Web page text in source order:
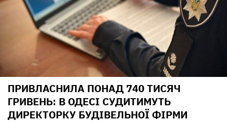
ПРИВЛАСНИЛА ПОНАД 740 ТИСЯЧ
ГРИВЕНЬ: В ОДЕСІ СУДИТИМУТЬ
ДИРЕКТОРКУ БУДІВЕЛЬНОЇ ФІРМИ